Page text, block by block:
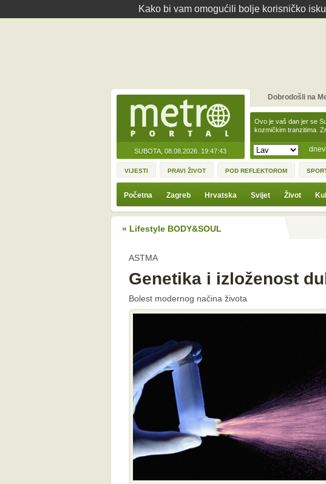
Kako bi vam omogućili bolje korisničko
SUBOTA, 08.08.2026. 19:47:43
Ovo je vaš dan jer se
kozmičkim tranzitima.
Dobrodošli na
VIJESTI PRAVI ŽIVOT POD REFLEKTOROM
Početna Zagreb Hrvatska Svijet Život
« Lifestyle BODY&SOUL
ASTMA
Genetika i izloženost
Bolest modernog načina života